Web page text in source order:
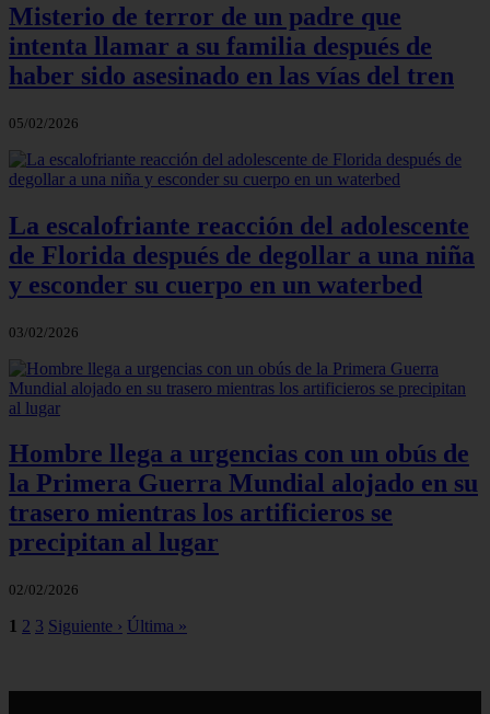
Misterio de terror de un padre que
intenta llamar a su familia después de
haber sido asesinado en las vías del tren
05/02/2026
La escalofriante reacción del adolescente
de Florida después de degollar a una niña
y esconder su cuerpo en un waterbed
03/02/2026
Hombre llega a urgencias con un obús de
la Primera Guerra Mundial alojado en su
trasero mientras los artificieros se
precipitan al lugar
02/02/2026
1 2 3 Siguiente › Última »